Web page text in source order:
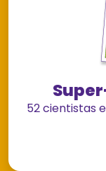
52 cientistas